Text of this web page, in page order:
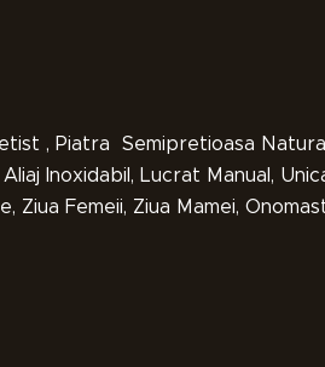
, Piatra Semipretioasa
Inoxidabil, Lucrat Manual,
Ziua Femeii, Ziua Mamei,